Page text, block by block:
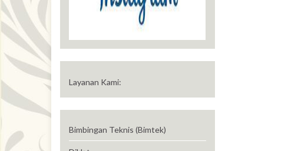
Layanan Kami:
Bimbingan Teknis (Bimtek)